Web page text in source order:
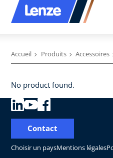
Accueil Produits Accessoires
No product found.
Choisir un paysMentions légales
Contact